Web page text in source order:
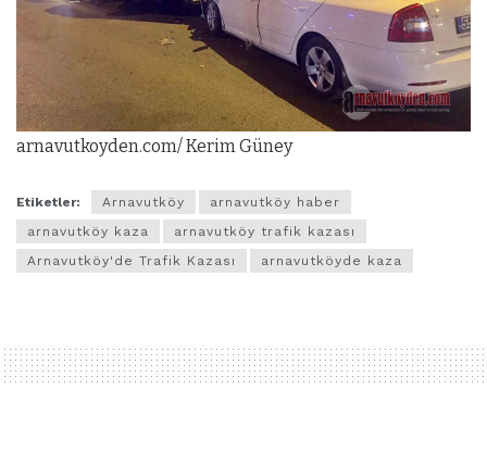
arnavutkoyden.com/ Kerim Güney
Etiketler: Arnavutköy
arnavutköy haber
arnavutköy kaza
arnavutköy trafik kazası
Arnavutköy'de Trafik Kazası
arnavutköyde kaza